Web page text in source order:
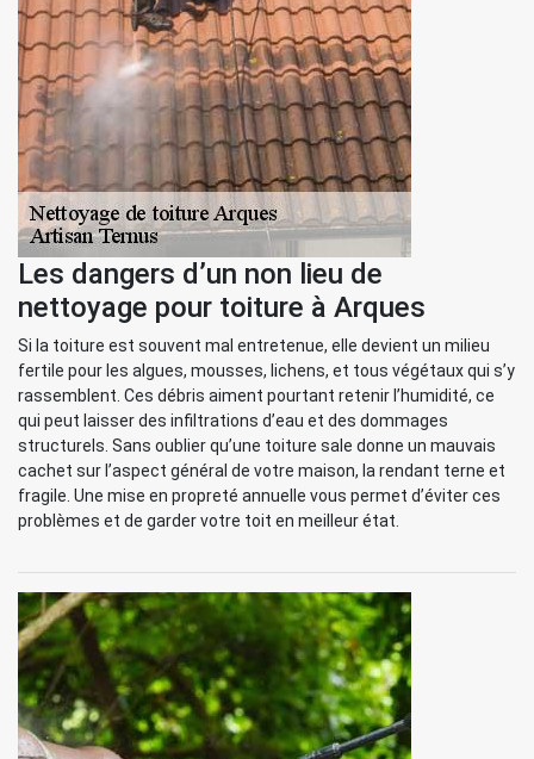
Les dangers d’un non lieu de
nettoyage pour toiture à Arques
Si la toiture est souvent mal entretenue, elle devient un milieu
fertile pour les algues, mousses, lichens, et tous végétaux qui s’y
rassemblent. Ces débris aiment pourtant retenir l’humidité, ce
qui peut laisser des infiltrations d’eau et des dommages
structurels. Sans oublier qu’une toiture sale donne un mauvais
cachet sur l’aspect général de votre maison, la rendant terne et
fragile. Une mise en propreté annuelle vous permet d’éviter ces
problèmes et de garder votre toit en meilleur état.